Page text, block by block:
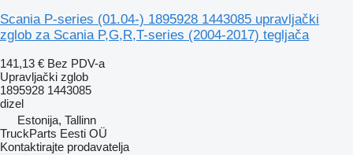
Scania P-series (01.04-) 1895928 1443085 upravljački
zglob za Scania P,G,R,T-series (2004-2017) tegljača
141,13 € Bez PDV-a
Upravljački zglob
1895928 1443085
dizel
Estonija, Tallinn
TruckParts Eesti OÜ
Kontaktirajte prodavatelja